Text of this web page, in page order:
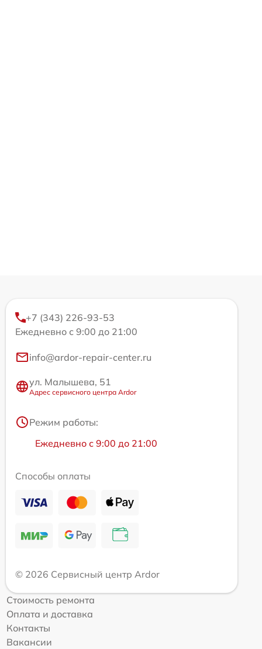
+7 (343) 226-93-53
Ежедневно с 9:00 до 21:00
info@ardor-repair-center.ru
ул. Малышева, 51
Адрес сервисного центра Ardor
Режим работы:
Ежедневно с 9:00 до 21:00
Способы оплаты
© 2026 Сервисный центр Ardor
Стоимость ремонта
Оплата и доставка
Контакты
Вакансии